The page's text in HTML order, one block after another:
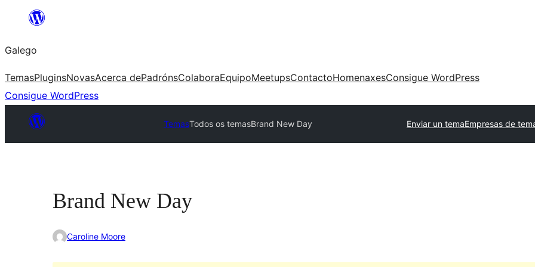
Saltar
contido
Galego
TemasPluginsNovasAcerca dePadrónsColaboraEquipoMeetupsContactoHomenaxesConsigue WordPress
Consigue WordPress
TemasTodos os temasBrand New Day Enviar un temaEmpresas de
Brand New Day
Caroline Moore